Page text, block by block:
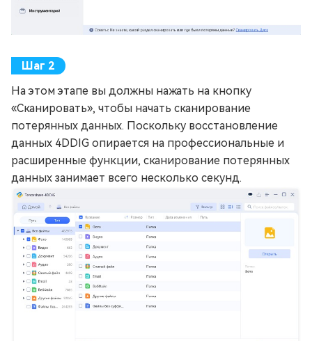
На этом этапе вы должны нажать на кнопку
«Сканировать», чтобы начать сканирование
потерянных данных. Поскольку восстановление
данных 4DDIG опирается на профессиональные и
расширенные функции, сканирование потерянных
данных занимает всего несколько секунд.